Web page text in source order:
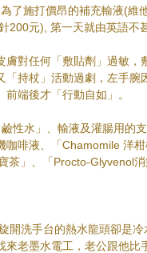
了施打價昂的補充輸液(維
200元), 第一天就由英語不
膚對任何「敷貼劑」過敏
「持杖」活動過劇，左手
端後才「行動自如」。
性水」、輸液及灌腸用的
咖啡液、「Chamomile 洋
茶」、「Procto-Glyvenol
開洗手台的熱水龍頭卻是
來老墨水電工，老公跟他